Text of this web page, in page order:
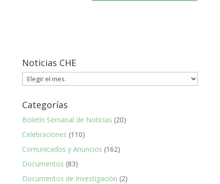
Noticias CHE
Noticias
CHE
Categorías
Boletín Semanal de Noticias (20)
Celebraciones (110)
Comunicados y Anuncios (162)
Documentos (83)
Documentos de Investigación (2)